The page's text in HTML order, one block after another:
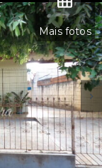
Mais fotos